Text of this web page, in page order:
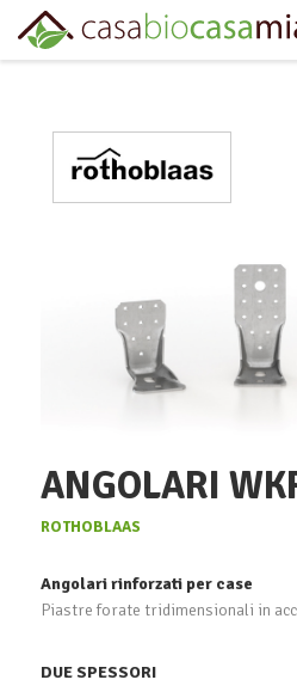
ANGOLARI
ROTHOBLAAS
Angolari rinforzati per case
Piastre forate tridimensionali in
DUE SPESSORI